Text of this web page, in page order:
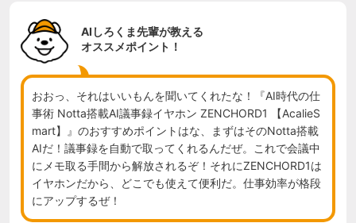
AIしろくま先輩が教える
オススメポイント！
おおっ、それはいいもんを聞いてくれたな！『AI時代の仕
事術 Notta搭載AI議事録イヤホン ZENCHORD1 【AcalieS
mart】』のおすすめポイントはな、まずはそのNotta搭載
AIだ！議事録を自動で取ってくれるんだぜ。これで会議中
にメモ取る手間から解放されるぞ！それにZENCHORD1は
イヤホンだから、どこでも使えて便利だ。仕事効率が格段
にアップするぜ！